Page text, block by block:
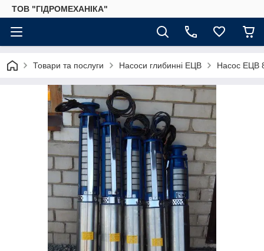
ТОВ "ГІДРОМЕХАНІКА"
Товари та послуги Насоси глибинні ЕЦВ Насос ЕЦВ